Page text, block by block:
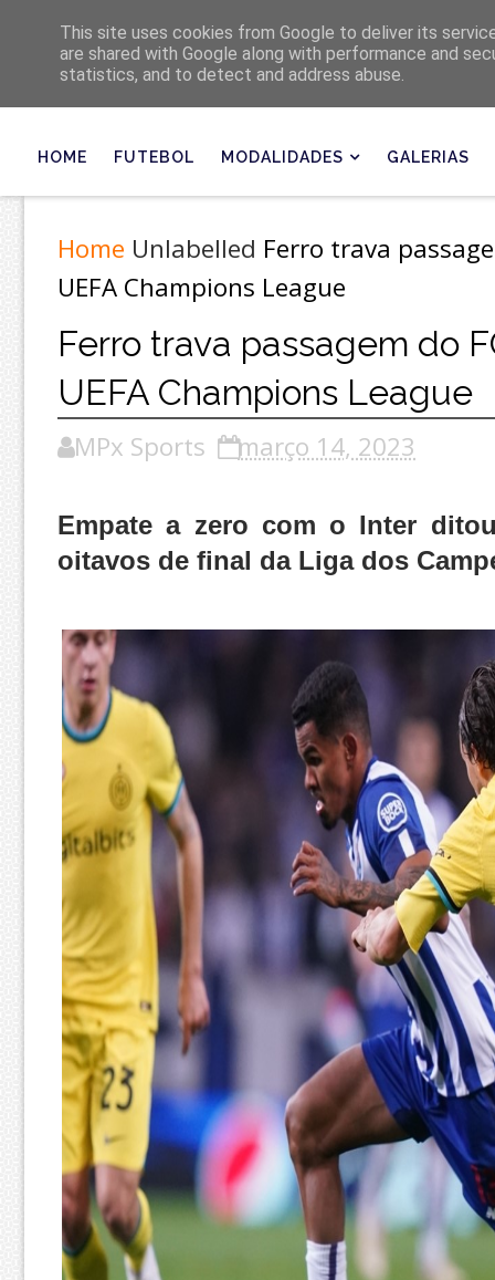
Últimas
HOME FUTEBOL MODALIDADES GALERIAS
Home Unlabelled Ferro trava
UEFA Champions League
Ferro trava passagem do
UEFA Champions League
MPx Sports março 14, 2023
Empate a zero com o Inter
oitavos de final da Liga dos
This site uses cookies from Google to deliver its
are shared with Google along with performance and
statistics, and to detect and address abuse.